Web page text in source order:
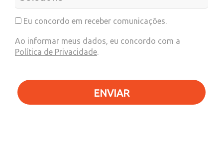
Eu concordo em receber comunicações.
Ao informar meus dados, eu concordo com a
Política de Privacidade.
ENVIAR